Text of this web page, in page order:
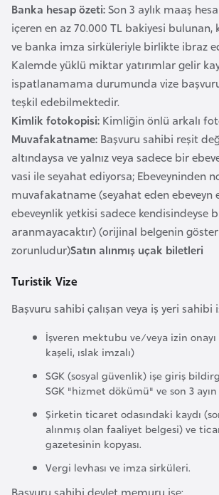
Banka hesap özeti:Son 3 aylık maaş
içeren en az 70.000 TL bakiyesi bulunan,
ve banka imza sirküleriyle birlikte ibraz
Kalemde yüklü miktar yatırımlar gelir
ispatlanamama durumunda vize
teşkil edebilmektedir.
Kimlik fotokopisi: Kimliğin önlü arkalı
Muvafakatname: Başvuru sahibi reşit
altındaysa ve yalnız veya sadece bir
vasi ile seyahat ediyorsa; Ebeveyninden
muvafakatname (seyahat eden ebeveyn
ebeveynlik yetkisi sadece kendisindeyse
aranmayacaktır) (orijinal belgenin
zorunludur)Satın alınmış uçak biletleri
Turistik Vize
Başvuru sahibi çalışan veya iş yeri sahibi
İşveren mektubu ve/veya izin
kaşeli, ıslak imzalı)
SGK (sosyal güvenlik) işe giriş
SGK "hizmet dökümü" ve son 3
Şirketin ticaret odasındaki kaydı
alınmış olan faaliyet belgesi) ve
gazetesinin kopyası.
Vergi levhası ve imza sirküleri.
B
a
n
g
l
a
d
e
ş
B
e
l
r
u